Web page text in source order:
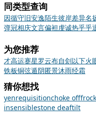
同类型查询
因循守旧安逸陌生彼岸差异名
弹冠相庆文言偏袒虔诚热乎乎
为您推荐
才高运蹇星罗云布自刽以下火
铁板铜弦遁阴匿景沐雨经霜
猜你想找
yenrequisitionchoke offfrock
insensiblestone deaftilt